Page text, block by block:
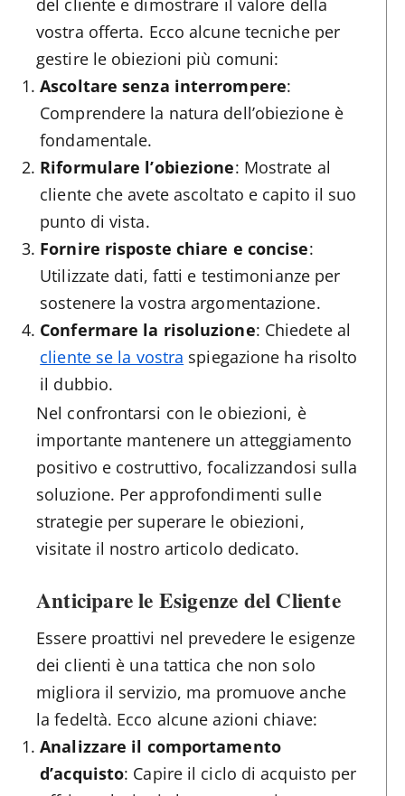
del cliente e dimostrare il valore della
vostra offerta. Ecco alcune tecniche per
gestire le obiezioni più comuni:
Ascoltare senza interrompere:
Comprendere la natura dell’obiezione è
fondamentale.
Riformulare l’obiezione: Mostrate al
cliente che avete ascoltato e capito il suo
punto di vista.
Fornire risposte chiare e concise:
Utilizzate dati, fatti e testimonianze per
sostenere la vostra argomentazione.
Confermare la risoluzione: Chiedete al
cliente se la vostra spiegazione ha risolto
il dubbio.
Nel confrontarsi con le obiezioni, è
importante mantenere un atteggiamento
positivo e costruttivo, focalizzandosi sulla
soluzione. Per approfondimenti sulle
strategie per superare le obiezioni,
visitate il nostro articolo dedicato.
Anticipare le Esigenze del Cliente
Essere proattivi nel prevedere le esigenze
dei clienti è una tattica che non solo
migliora il servizio, ma promuove anche
la fedeltà. Ecco alcune azioni chiave:
Analizzare il comportamento
d’acquisto: Capire il ciclo di acquisto per